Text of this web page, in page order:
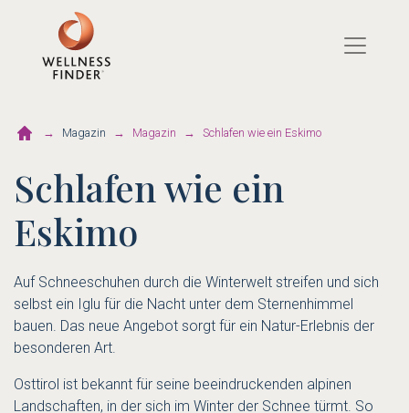
Magazin Magazin Schlafen wie ein Eskimo
Schlafen wie ein
Eskimo
Auf Schneeschuhen durch die Winterwelt streifen und sich
selbst ein Iglu für die Nacht unter dem Sternenhimmel
bauen. Das neue Angebot sorgt für ein Natur-Erlebnis der
besonderen Art.
Osttirol ist bekannt für seine beeindruckenden alpinen
Landschaften, in der sich im Winter der Schnee türmt. So